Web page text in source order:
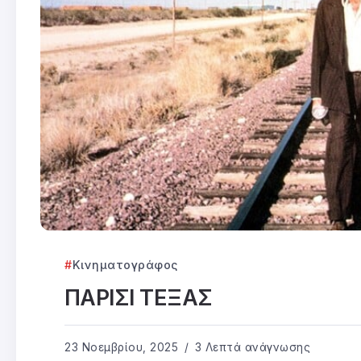
Κινηματογράφος
ΠΑΡΙΣΙ ΤΕΞΑΣ
23 Νοεμβρίου, 2025 3 Λεπτά ανάγνωσης